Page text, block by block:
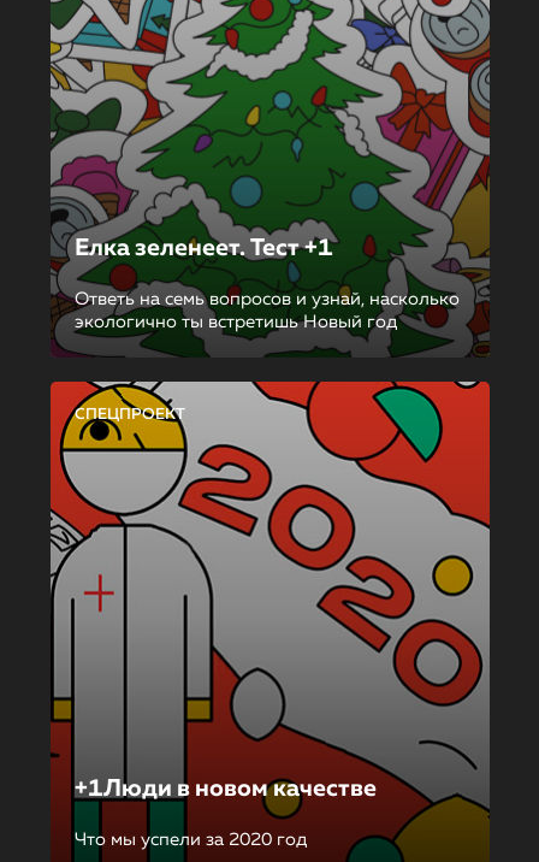
Елка зеленеет. Тест +1
Ответь на семь вопросов и узнай, насколько
экологично ты встретишь Новый год
СПЕЦПРОЕКТ
+1Люди в новом качестве
Что мы успели за 2020 год